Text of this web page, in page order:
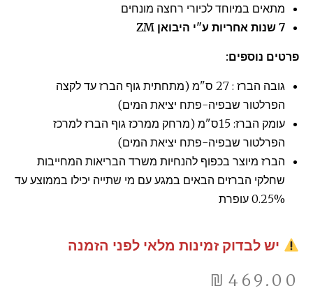
מתאים במיוחד לכיורי רחצה מונחים
7 שנות אחריות ע"י היבואן ZM
פרטים נוספים:
גובה הברז : 27 ס"מ (מתחתית גוף הברז עד לקצה
הפרלטור שבפיה-פתח יציאת המים)
עומק הברז: 15ס"מ (מרחק ממרכז גוף הברז למרכז
הפרלטור שבפיה-פתח יציאת המים)
הברז מיוצר בכפוף להנחיות משרד הבריאות המחייבות
שחלקי הברזים הבאים במגע עם מי שתייה יכילו בממוצע עד
0.25% עופרת
יש לבדוק זמינות מלאי לפני הזמנה
₪ 469.00